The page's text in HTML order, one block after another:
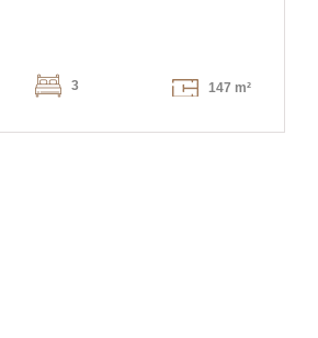
3 147 m²